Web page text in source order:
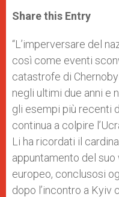
t
s
p
p
s
e
g
e
r
e
b
o
k
r
Share this Entry
“L’imperversare del
così come eventi
catastrofe di
negli ultimi due anni e
gli esempi più recenti
continua a colpire
Li ha ricordati il
appuntamento del
europeo, conclusosi
dopo l’incontro a Kyiv